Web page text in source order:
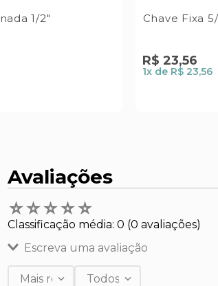
1/2"
Chave Fixa
R$ 23,56
1x de R$ 23,56
Avaliações
☆☆☆☆☆
Classificação média: 0 (0 avaliações)
Escreva uma avaliação
Mais recentesTodos